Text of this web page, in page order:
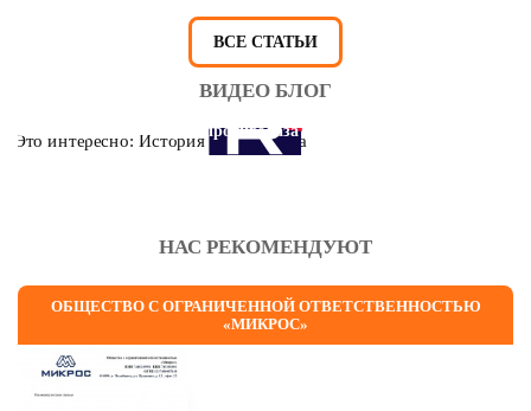
ВСЕ СТАТЬИ
ВИДЕО БЛОГ
Это интересно: История противогаза
НАС РЕКОМЕНДУЮТ
ОБЩЕСТВО С ОГРАНИЧЕННОЙ ОТВЕТСТВЕННОСТЬЮ
«МИКРОС»